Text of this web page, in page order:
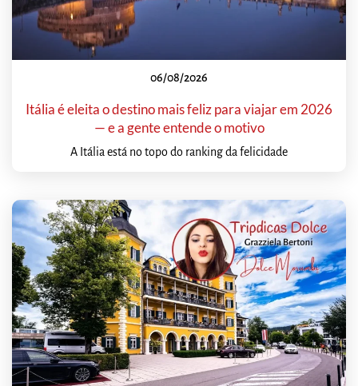
06/08/2026
Itália é eleita o destino mais feliz para viajar em 2026
— e a gente entende o motivo
A Itália está no topo do ranking da felicidade